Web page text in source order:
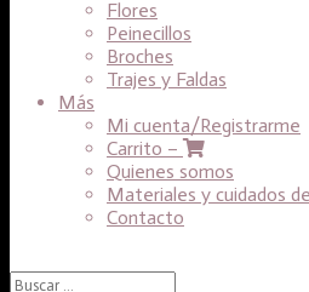
Flores
Peinecillos
Broches
Trajes y Faldas
Más
Mi cuenta/Registrarme
Carrito –
Quienes somos
Materiales y cuidados
Contacto